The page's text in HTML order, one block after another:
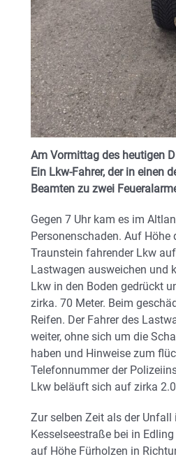
Am Vormittag des heutigen
Ein Lkw-Fahrer, der in einen
Beamten zu zwei
Gegen 7 Uhr kam es im
Personenschaden. Auf
Traunstein fahrender Lkw
Lastwagen ausweichen und
Lkw in den Boden gedrückt
zirka. 70 Meter. Beim
Reifen. Der Fahrer des
weiter, ohne sich um die
haben und Hinweise zum
Telefonnummer der
Lkw beläuft sich auf zirka
Zur selben Zeit als der
Kesselseestraße bei in
auf Höhe Fürholzen in